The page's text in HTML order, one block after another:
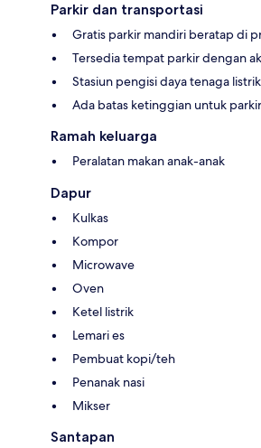
Parkir dan transportasi
Gratis parkir mandiri beratap di
Tersedia tempat parkir dengan
Stasiun pengisi daya tenaga
Ada batas ketinggian untuk
Ramah keluarga
Peralatan makan anak-anak
Dapur
Kulkas
Kompor
Microwave
Oven
Ketel listrik
Lemari es
Pembuat kopi/teh
Penanak nasi
Mikser
Santapan